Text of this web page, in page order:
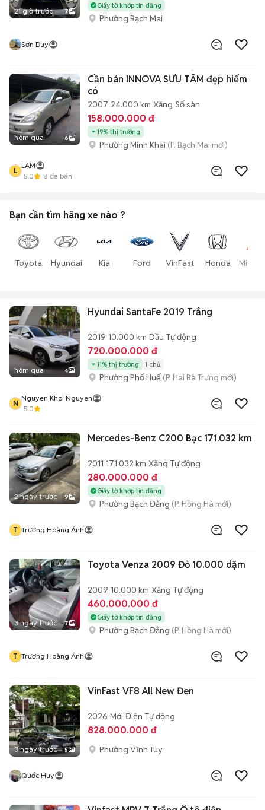
21 giờ trước 7
Giấy tờ khớp tin đăng
Phường Bạch Mai
Sơn Duy
hôm qua 6
Cần bán INNOVA SƯU TẦM đẹp hiếm
có
2007 24.000 km Xăng Số sàn
158.000.000 đ
19% thị trường
Phường Minh Khai (P. Bạch Mai mới)
L
LAM
5.0
8 đã bán
Bạn cần tìm hãng xe nào ?
Toyota Hyundai Kia Ford VinFast Honda
hôm qua 4
Hyundai SantaFe 2019 Trắng
2019 10.000 km Dầu Tự động
720.000.000 đ
11% thị trường 1 chủ
Phường Phố Huế (P. Hai Bà Trưng mới)
N
Nguyen Khoi Nguyen
5.0
2 ngày trước 9
Mercedes-Benz C200 Bạc 171.032 km
2011 171.032 km Xăng Tự động
280.000.000 đ
Giấy tờ khớp tin đăng
Phường Bạch Đằng (P. Hồng Hà mới)
T Trương Hoàng Ánh
3 ngày trước 7
Toyota Venza 2009 Đỏ 10.000 dặm
2009 10.000 km Xăng Tự động
460.000.000 đ
Giấy tờ khớp tin đăng
Phường Bạch Đằng (P. Hồng Hà mới)
T Trương Hoàng Ánh
3 ngày trước 5
VinFast VF8 All New Đen
2026 Mới Điện Tự động
828.000.000 đ
Phường Vĩnh Tuy
Quốc Huy